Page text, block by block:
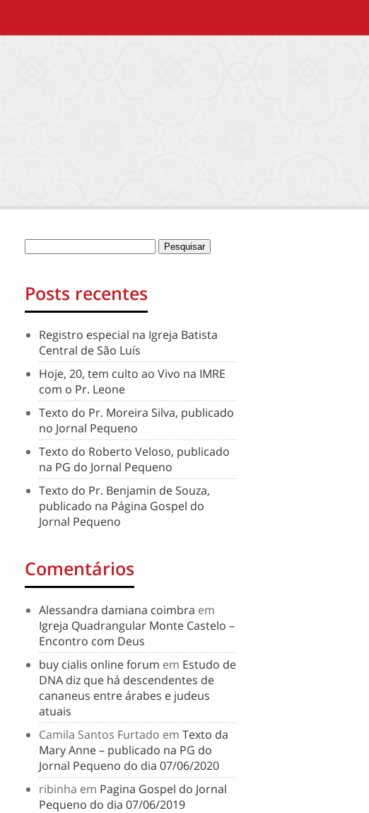
Posts recentes
Registro especial na Igreja Batista
Central de São Luís
Hoje, 20, tem culto ao Vivo na IMRE
com o Pr. Leone
Texto do Pr. Moreira Silva, publicado
no Jornal Pequeno
Texto do Roberto Veloso, publicado
na PG do Jornal Pequeno
Texto do Pr. Benjamin de Souza,
publicado na Página Gospel do
Jornal Pequeno
Comentários
Alessandra damiana coimbra em
Igreja Quadrangular Monte Castelo –
Encontro com Deus
buy cialis online forum em Estudo de
DNA diz que há descendentes de
cananeus entre árabes e judeus
atuais
Camila Santos Furtado em Texto da
Mary Anne – publicado na PG do
Jornal Pequeno do dia 07/06/2020
ribinha em Pagina Gospel do Jornal
Pequeno do dia 07/06/2019